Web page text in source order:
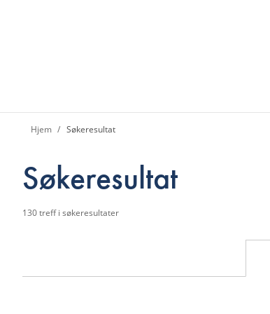
Hjem Søkeresultat
Søkeresultat
130treff i søkeresultater